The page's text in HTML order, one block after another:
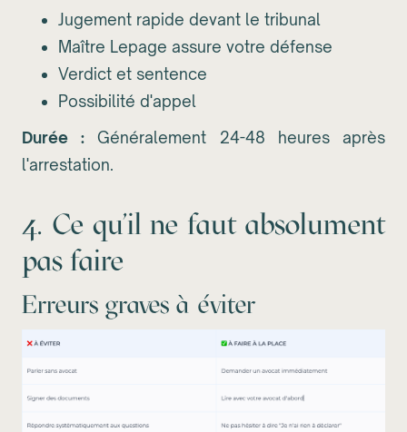
Jugement rapide devant le tribunal
Maître Lepage assure votre défense
Verdict et sentence
Possibilité d'appel
Durée : Généralement 24-48 heures après
l'arrestation.
4. Ce qu'il ne faut absolument
pas faire
Erreurs graves à éviter